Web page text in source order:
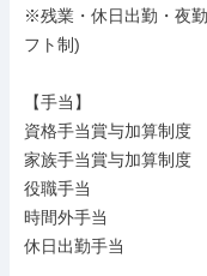
※残業・休日出勤・夜
フト制)
【手当】
資格手当賞与加算制度
家族手当賞与加算制度
役職手当
時間外手当
休日出勤手当